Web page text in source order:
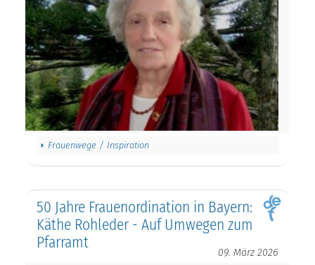
Frauenwege / Inspiration
50 Jahre Frauenordination in Bayern:
Käthe Rohleder - Auf Umwegen zum
Pfarramt
09. März 2026